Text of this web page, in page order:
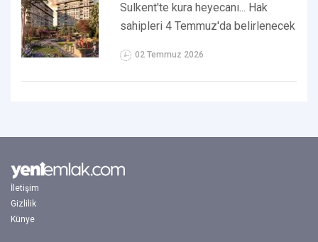
Sulkent'te kura heyecanı... Hak
sahipleri 4 Temmuz'da belirlenecek
02 Temmuz 2026
İletişim
Gizlilik
Künye